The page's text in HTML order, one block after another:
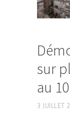
sur
au
3 JUILLET